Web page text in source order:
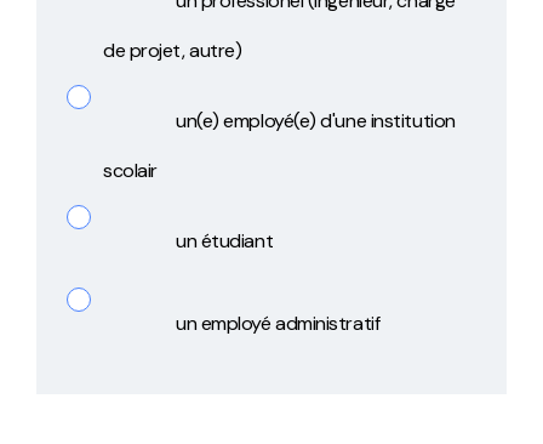
de projet, autre)
un(e) employé(e) d'une institution
scolair
un étudiant
un employé administratif